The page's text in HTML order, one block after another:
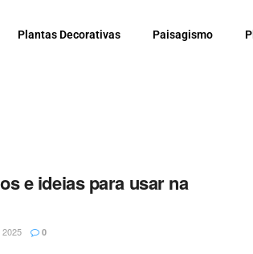
Plantas Decorativas Paisagismo
e ideias para usar na
0